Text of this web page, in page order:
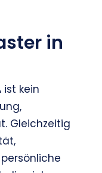
in
ist kein
Gleichzeitig